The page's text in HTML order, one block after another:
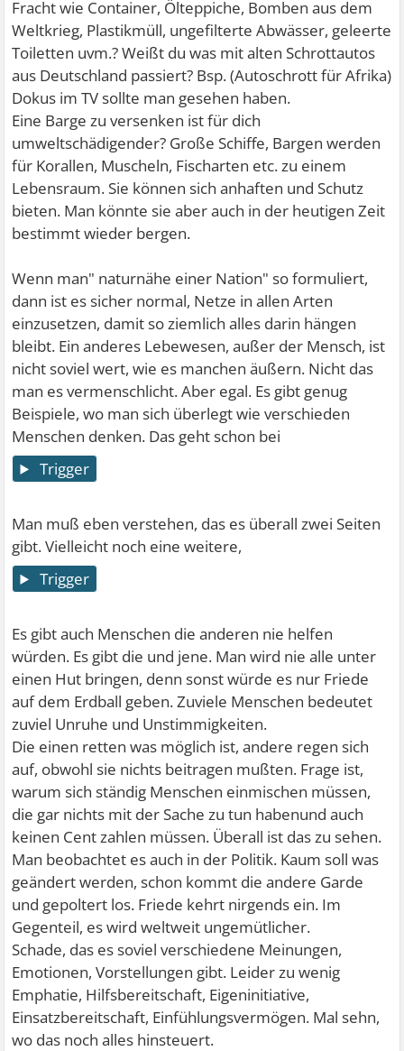
Fracht wie Container, Ölteppiche, Bomben aus dem
Weltkrieg, Plastikmüll, ungefilterte Abwässer, geleerte
Toiletten uvm.? Weißt du was mit alten Schrottautos
aus Deutschland passiert? Bsp. (Autoschrott für Afrika)
Dokus im TV sollte man gesehen haben.
Eine Barge zu versenken ist für dich
umweltschädigender? Große Schiffe, Bargen werden
für Korallen, Muscheln, Fischarten etc. zu einem
Lebensraum. Sie können sich anhaften und Schutz
bieten. Man könnte sie aber auch in der heutigen Zeit
bestimmt wieder bergen.
Wenn man" naturnähe einer Nation" so formuliert,
dann ist es sicher normal, Netze in allen Arten
einzusetzen, damit so ziemlich alles darin hängen
bleibt. Ein anderes Lebewesen, außer der Mensch, ist
nicht soviel wert, wie es manchen äußern. Nicht das
man es vermenschlicht. Aber egal. Es gibt genug
Beispiele, wo man sich überlegt wie verschieden
Menschen denken. Das geht schon bei
Trigger
Man muß eben verstehen, das es überall zwei Seiten
gibt. Vielleicht noch eine weitere,
Trigger
Es gibt auch Menschen die anderen nie helfen
würden. Es gibt die und jene. Man wird nie alle unter
einen Hut bringen, denn sonst würde es nur Friede
auf dem Erdball geben. Zuviele Menschen bedeutet
zuviel Unruhe und Unstimmigkeiten.
Die einen retten was möglich ist, andere regen sich
auf, obwohl sie nichts beitragen mußten. Frage ist,
warum sich ständig Menschen einmischen müssen,
die gar nichts mit der Sache zu tun habenund auch
keinen Cent zahlen müssen. Überall ist das zu sehen.
Man beobachtet es auch in der Politik. Kaum soll was
geändert werden, schon kommt die andere Garde
und gepoltert los. Friede kehrt nirgends ein. Im
Gegenteil, es wird weltweit ungemütlicher.
Schade, das es soviel verschiedene Meinungen,
Emotionen, Vorstellungen gibt. Leider zu wenig
Emphatie, Hilfsbereitschaft, Eigeninitiative,
Einsatzbereitschaft, Einfühlungsvermögen. Mal sehn,
wo das noch alles hinsteuert.